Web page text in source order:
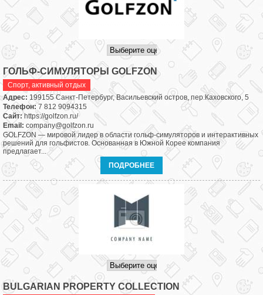
ГОЛЬФ-СИМУЛЯТОРЫ GOLFZON
Спорт, активный отдых
Адрес: 199155 Санкт-Петербург, Васильевский остров, пер.Каховского, 5
Телефон: 7 812 9094315
Сайт: https://golfzon.ru/
Email: company@golfzon.ru
GOLFZON — мировой лидер в области гольф-симуляторов и интерактивных
решений для гольфистов. Основанная в Южной Корее компания
предлагает...
ПОДРОБНЕЕ
BULGARIAN PROPERTY COLLECTION